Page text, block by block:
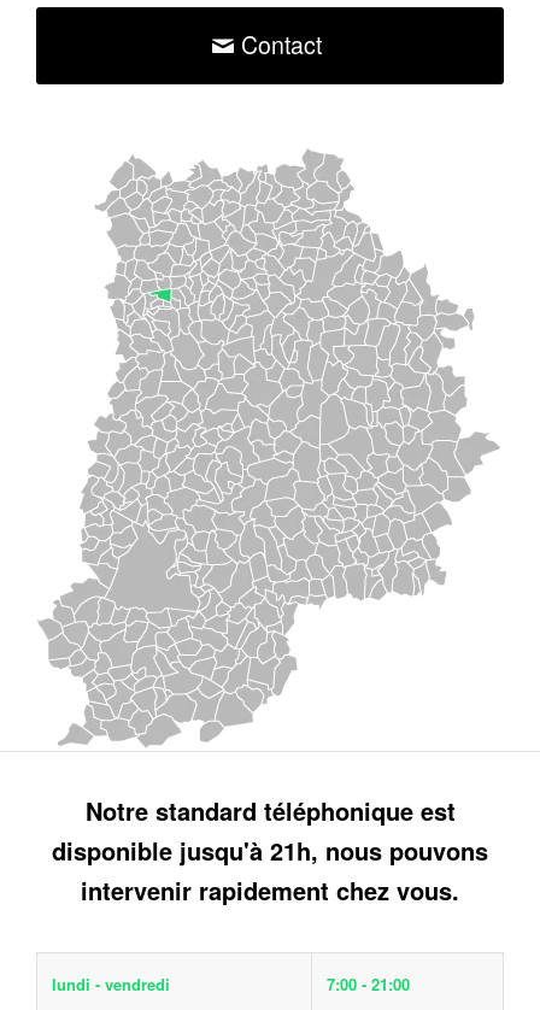
Contact
Notre standard téléphonique est
disponible jusqu'à 21h, nous pouvons
intervenir rapidement chez vous.
lundi - vendredi 7:00 - 21:00